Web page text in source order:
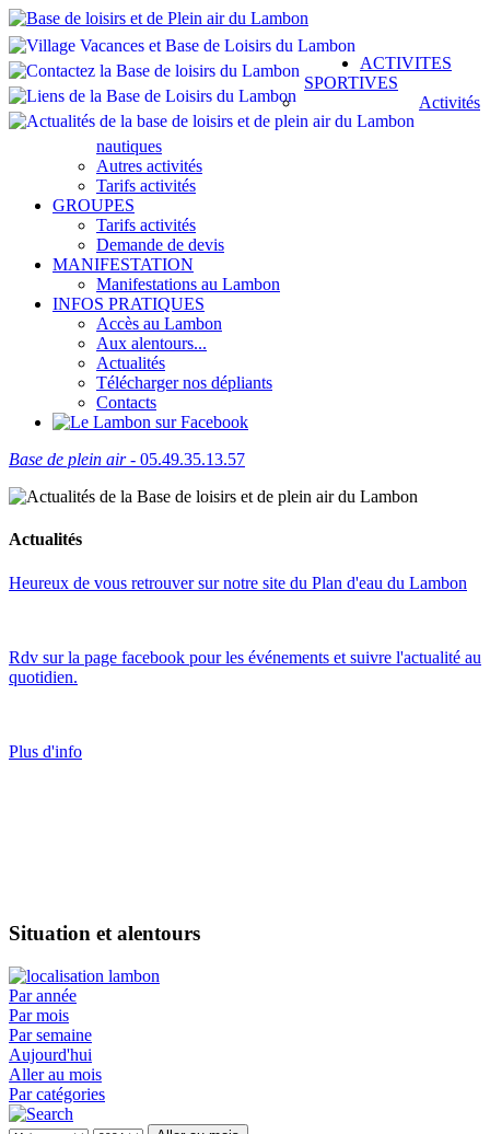
ACTIVITES
SPORTIVES
Activités
nautiques
Autres activités
Tarifs activités
GROUPES
Tarifs activités
Demande de devis
MANIFESTATION
Manifestations au Lambon
INFOS PRATIQUES
Accès au Lambon
Aux alentours...
Actualités
Télécharger nos dépliants
Contacts
Base de plein air- 05.49.35.13.57
Actualités
Heureux de vous retrouver sur notre site du Plan d'eau du Lambon
Rdv sur la page facebook pour les événements et suivre l'actualité au
quotidien.
Plus d'info
Situation et alentours
Par année
Par mois
Par semaine
Aujourd'hui
Aller au mois
Par catégories